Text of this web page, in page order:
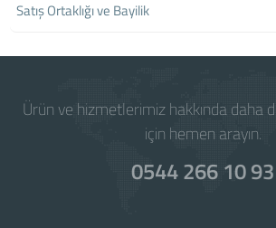
Satış Ortaklığı ve Bayilik
Ürün ve hizmetlerimiz hakkında daha
için hemen arayın.
0544 266 10 93